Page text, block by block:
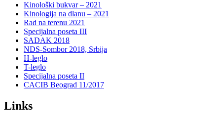
Kinološki bukvar – 2021
Kinologija na dlanu – 2021
Rad na terenu 2021
Specijalna poseta III
SADAK 2018
NDS-Sombor 2018, Srbija
H-leglo
T-leglo
Specijalna poseta II
CACIB Beograd 11/2017
Links